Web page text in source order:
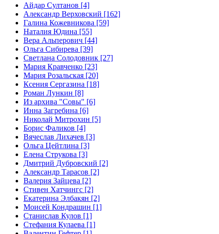
Айдар Султанов [4]
Александр Верховский [162]
Галина Кожевникова [59]
Наталия Юдина [55]
Вера Альперович [44]
Ольга Сибирева [39]
Светлана Солодовник [27]
Мария Кравченко [23]
Мария Розальская [20]
Ксения Сергазина [18]
Роман Лункин [8]
Из архива "Совы" [6]
Инна Загребина [6]
Николай Митрохин [5]
Борис Фаликов [4]
Вячеслав Лихачев [3]
Ольга Цейтлина [3]
Елена Струкова [3]
Дмитрий Дубровский [2]
Александр Тарасов [2]
Валерия Зайцева [2]
Стивен Хатчингс [2]
Екатерина Элбакян [2]
Моисей Кондрашин [1]
Станислав Кулов [1]
Стефания Кулаева [1]